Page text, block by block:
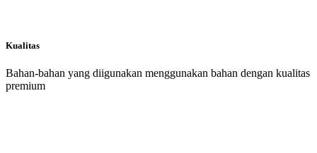
Kualitas
Bahan-bahan yang diigunakan menggunakan bahan dengan kualitas
premium